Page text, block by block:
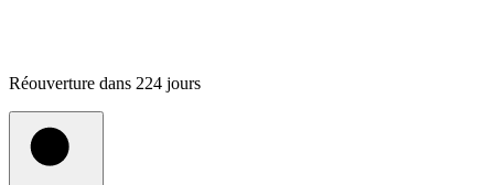
Réouverture dans 224 jours